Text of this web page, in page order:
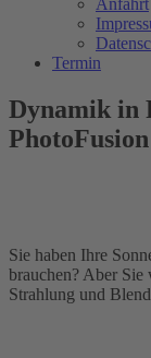
Anfahrt
Termin
Dynamik in
Sie haben Ihre
brauchen? Aber
Strahlung und